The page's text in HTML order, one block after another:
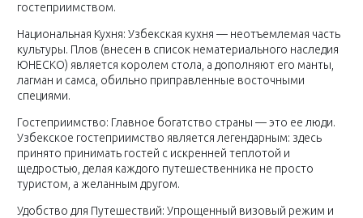
гостеприимством.
Национальная Кухня: Узбекская кухня — неотъемлемая часть
культуры. Плов (внесен в список нематериального наследия
ЮНЕСКО) является королем стола, а дополняют его манты,
лагман и самса, обильно приправленные восточными
специями.
Гостеприимство: Главное богатство страны — это ее люди.
Узбекское гостеприимство является легендарным: здесь
принято принимать гостей с искренней теплотой и
щедростью, делая каждого путешественника не просто
туристом, а желанным другом.
Удобство для Путешествий: Упрощенный визовый режим и